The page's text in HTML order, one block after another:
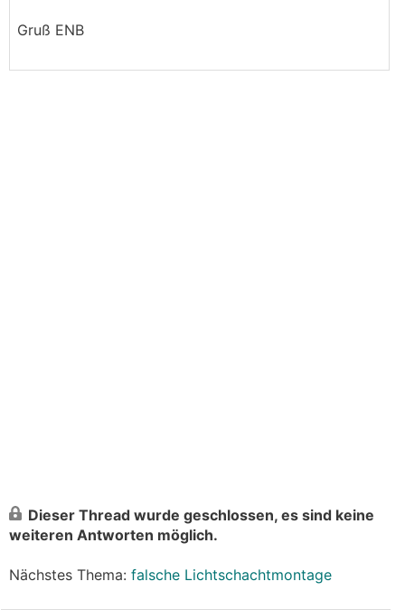
Gruß ENB
Dieser Thread wurde geschlossen, es sind keine
weiteren Antworten möglich.
Nächstes Thema: falsche Lichtschachtmontage